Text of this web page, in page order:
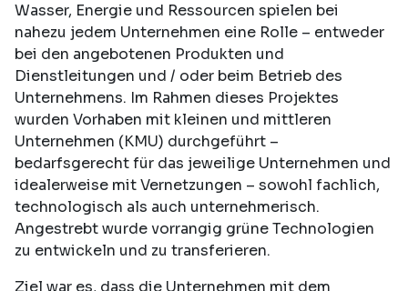
Wasser, Energie und Ressourcen spielen bei
nahezu jedem Unternehmen eine Rolle – entweder
bei den angebotenen Produkten und
Dienstleitungen und / oder beim Betrieb des
Unternehmens. Im Rahmen dieses Projektes
wurden Vorhaben mit kleinen und mittleren
Unternehmen (KMU) durchgeführt –
bedarfsgerecht für das jeweilige Unternehmen und
idealerweise mit Vernetzungen – sowohl fachlich,
technologisch als auch unternehmerisch.
Angestrebt wurde vorrangig grüne Technologien
zu entwickeln und zu transferieren.
Ziel war es, dass die Unternehmen mit dem